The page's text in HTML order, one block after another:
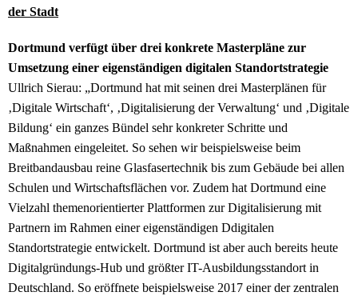
der Stadt
Dortmund verfügt über drei konkrete Masterpläne zur
Umsetzung einer eigenständigen digitalen Standortstrategie
Ullrich Sierau: „Dortmund hat mit seinen drei Masterplänen für
‚Digitale Wirtschaft‘, ‚Digitalisierung der Verwaltung‘ und ‚Digitale
Bildung‘ ein ganzes Bündel sehr konkreter Schritte und
Maßnahmen eingeleitet. So sehen wir beispielsweise beim
Breitbandausbau reine Glasfasertechnik bis zum Gebäude bei allen
Schulen und Wirtschaftsflächen vor. Zudem hat Dortmund eine
Vielzahl themenorientierter Plattformen zur Digitalisierung mit
Partnern im Rahmen einer eigenständigen Ddigitalen
Standortstrategie entwickelt. Dortmund ist aber auch bereits heute
Digitalgründungs-Hub und größter IT-Ausbildungsstandort in
Deutschland. So eröffnete beispielsweise 2017 einer der zentralen